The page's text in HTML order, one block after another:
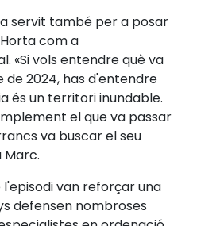
servit també per a posar
com a
«Si vols entendre què va
de 2024, has d'entendre
és un territori inundable.
el que va passar
va buscar el seu
Marc.
l'episodi van reforçar una
defensen nombroses